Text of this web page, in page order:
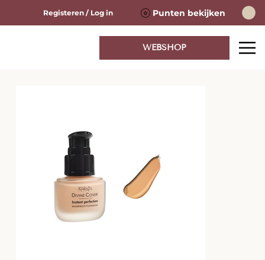
Punten bekijken
Registeren / Log in
WEBSHOP